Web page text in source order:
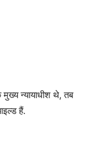
मुख्य न्यायाधीश थे, तब
हैं.